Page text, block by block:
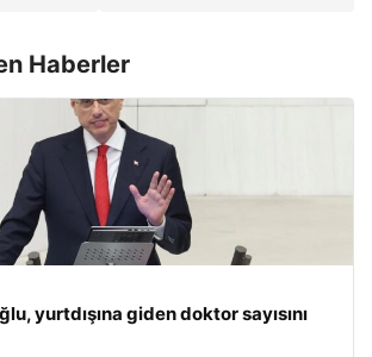
Haberler
yurtdışına giden doktor sayısını